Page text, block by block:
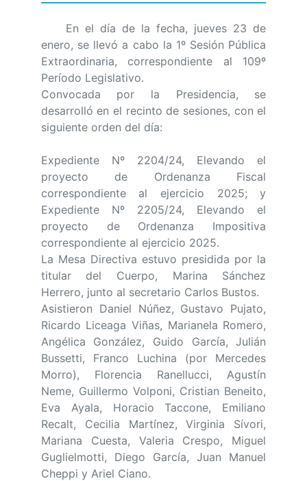
En el día de la fecha, jueves 23 de
enero, se llevó a cabo la 1º Sesión Pública
Extraordinaria, correspondiente al 109º
Período Legislativo.
Convocada por la Presidencia, se
desarrolló en el recinto de sesiones, con el
siguiente orden del día:
Expediente Nº 2204/24, Elevando el
proyecto de Ordenanza Fiscal
correspondiente al ejercicio 2025; y
Expediente Nº 2205/24, Elevando el
proyecto de Ordenanza Impositiva
correspondiente al ejercicio 2025.
La Mesa Directiva estuvo presidida por la
titular del Cuerpo, Marina Sánchez
Herrero, junto al secretario Carlos Bustos.
Asistieron Daniel Núñez, Gustavo Pujato,
Ricardo Liceaga Viñas, Marianela Romero,
Angélica González, Guido García, Julián
Bussetti, Franco Luchina (por Mercedes
Morro), Florencia Ranellucci, Agustín
Neme, Guillermo Volponi, Cristian Beneito,
Eva Ayala, Horacio Taccone, Emiliano
Recalt, Cecilia Martínez, Virginia Sívori,
Mariana Cuesta, Valeria Crespo, Miguel
Guglielmotti, Diego García, Juan Manuel
Cheppi y Ariel Ciano.